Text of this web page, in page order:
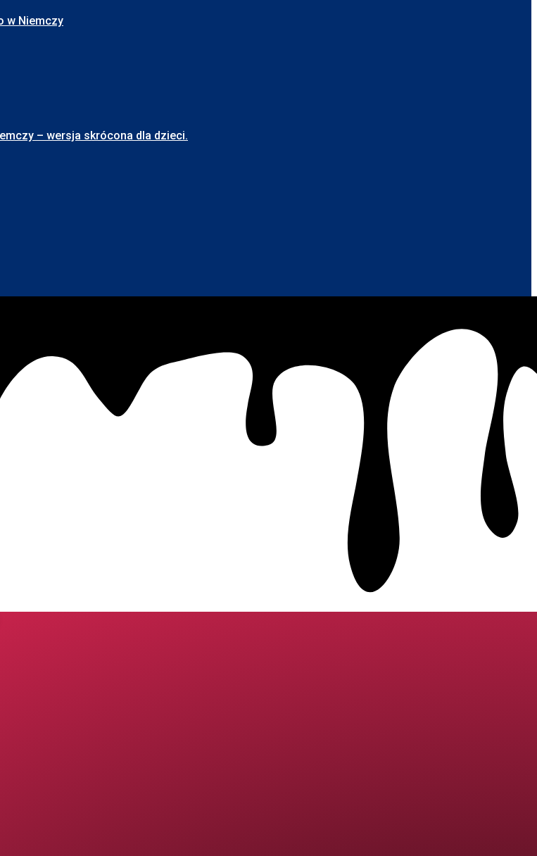
w Niemczy
– wersja skrócona dla dzieci.